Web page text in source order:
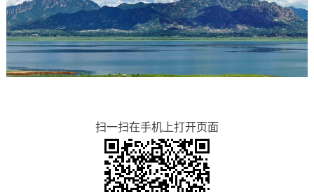
扫一扫在手机上打开页面